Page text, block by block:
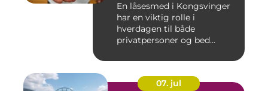
En låsesmed i Kongsvinger
har en viktig rolle i
hverdagen til både
privatpersoner og bed...
07. jul